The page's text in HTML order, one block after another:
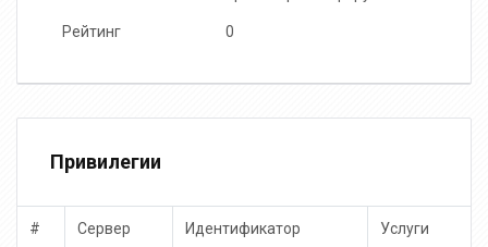
Рейтинг 0
Привилегии
# Сервер Идентификатор Услуги